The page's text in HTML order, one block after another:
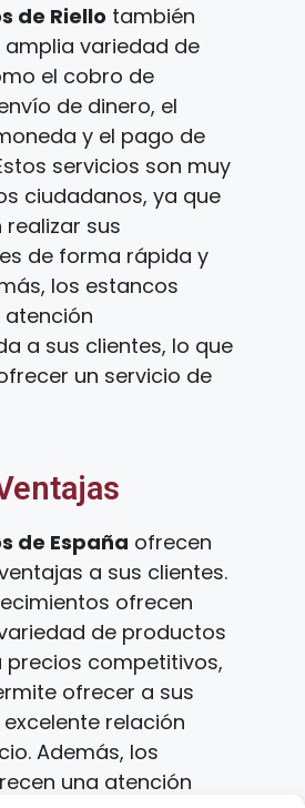
de Riello también
variedad de
el cobro de
de dinero, el
y el pago de
servicios son muy
ciudadanos, ya que
sus
de forma rápida y
los estancos
a sus clientes, lo que
un servicio de
de España ofrecen
a sus clientes.
ofrecen
de productos
precios competitivos,
ofrecer a sus
relación
Además, los
una atención